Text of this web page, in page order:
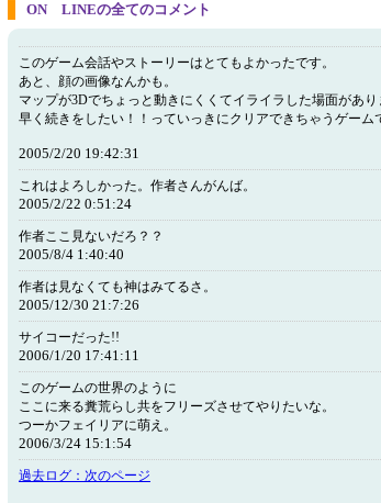
ON LINEの全てのコメント
このゲーム会話やストーリーはとてもよかったです。
あと、顔の画像なんかも。
マップが3Dでちょっと動きにくくてイライラした場面があり
早く続きをしたい！！っていっきにクリアできちゃうゲーム
2005/2/20 19:42:31
これはよろしかった。作者さんがんば。
2005/2/22 0:51:24
作者ここ見ないだろ？？
2005/8/4 1:40:40
作者は見なくても神はみてるさ。
2005/12/30 21:7:26
サイコーだった!!
2006/1/20 17:41:11
このゲームの世界のように
ここに来る糞荒らし共をフリーズさせてやりたいな。
つーかフェイリアに萌え。
2006/3/24 15:1:54
過去ログ：次のページ